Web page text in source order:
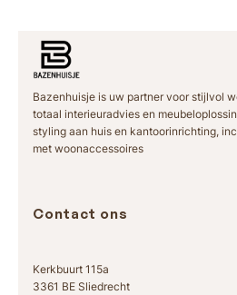
Bazenhuisje is uw partner voor stijlvol
totaal interieuradvies en
styling aan huis en kantoorinrichting,
met woonaccessoires
Contact ons
Kerkbuurt 115a
3361 BE Sliedrecht